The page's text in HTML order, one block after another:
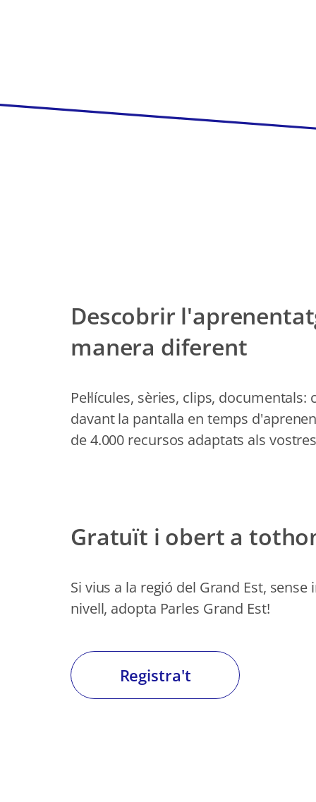
Descobrir
manera diferent
Pel·lícules, sèries, clips,
davant la pantalla en temps
de 4.000 recursos adaptats als
Gratuït i obert a
Si vius a la regió del Grand Est,
nivell, adopta Parles Grand Est!
Registra't